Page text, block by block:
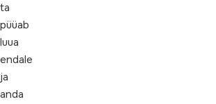
ta
püüab
luua
endale
ja
anda